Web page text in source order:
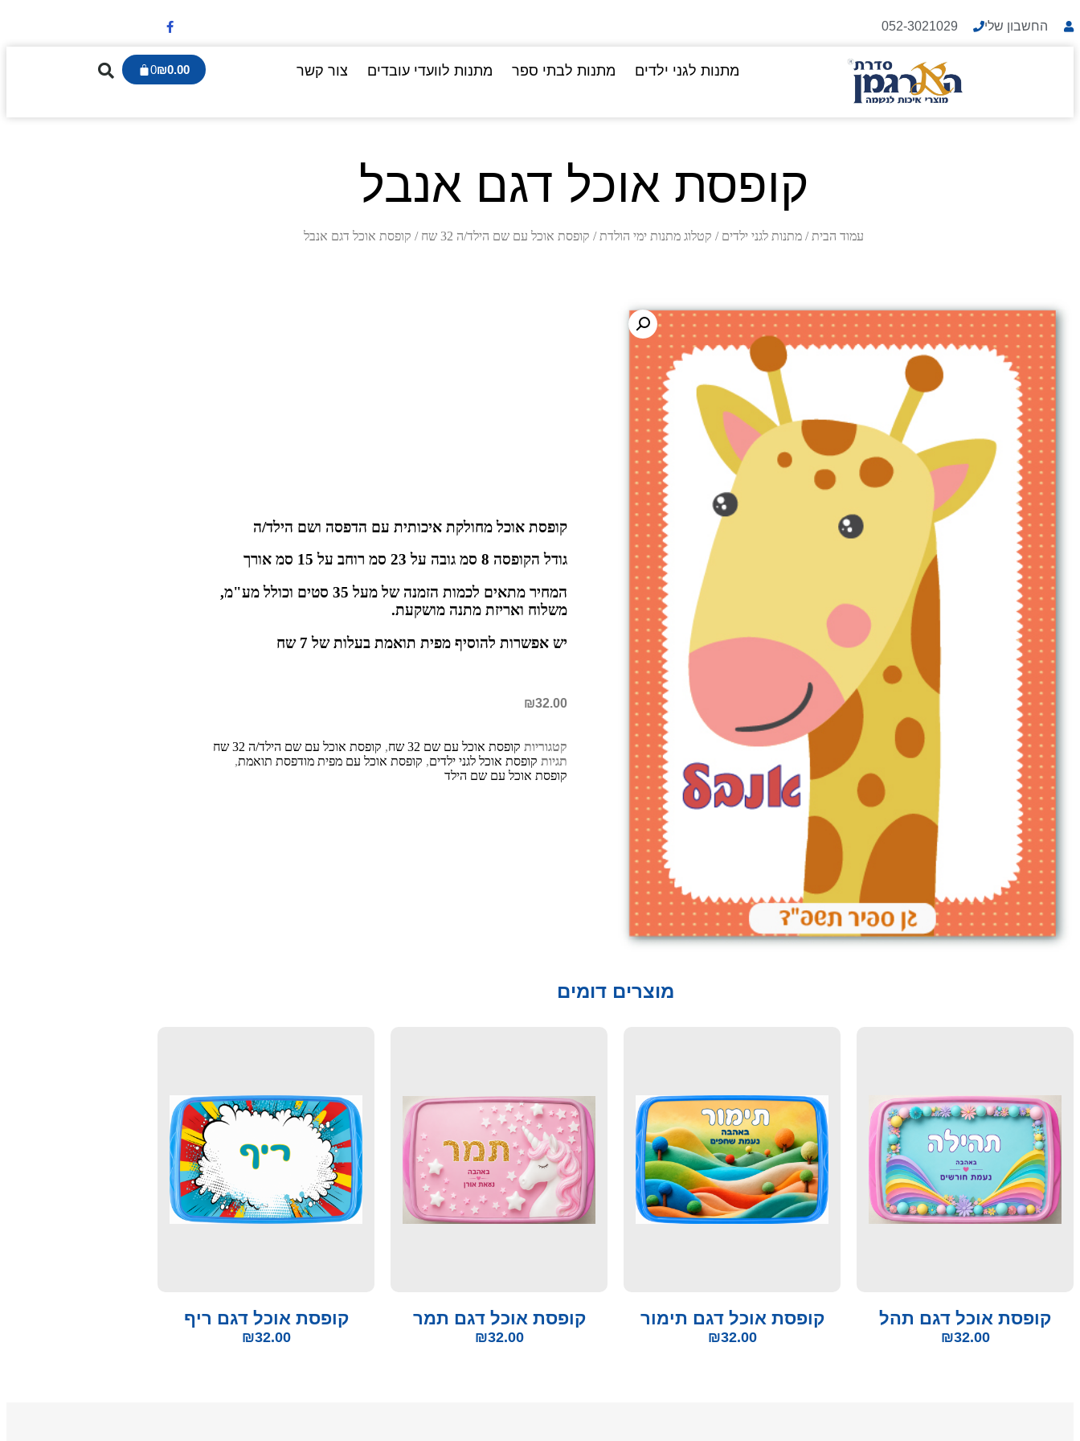
החשבון שלי 052-3021029
מתנות לגני ילדים מתנות לבתי ספר מתנות לוועדי עובדים צור קשר ₪0.00
0
קופסת אוכל דגם אנבל
עמוד הבית /מתנות לגני ילדים / קטלוג מתנות ימי הולדת / קופסת אוכל עם שם הילד/ה 32 שח / קופסת אוכל דגם אנבל
קופסת אוכל מחולקת איכותית עם הדפסה ושם הילד/ה
גודל הקופסה 8 סמ גובה על 23 סמ רוחב על 15 סמ אורך
המחיר מתאים לכמות הזמנה של מעל 35 סטים וכולל מע"מ,
משלוח ואריזת מתנה מושקעת.
יש אפשרות להוסיף מפית תואמת בעלות של 7 שח
₪32.00
קטגוריות קופסת אוכל עם שם 32 שח , קופסת אוכל עם שם הילד/ה 32 שח
תגיות קופסת אוכל לגני ילדים, קופסת אוכל עם מפית מודפסת תואמת,
קופסת אוכל עם שם הילד
מוצרים דומים
קופסת אוכל דגם תהל
₪32.00
קופסת אוכל דגם תימור
₪32.00
קופסת אוכל דגם תמר
₪32.00
קופסת אוכל דגם ריף
₪32.00